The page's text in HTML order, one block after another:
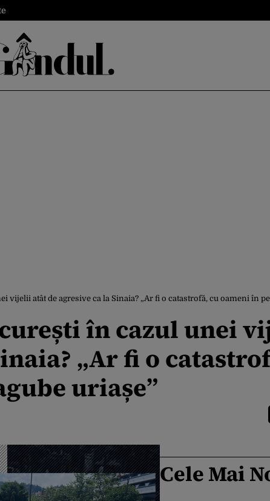
atât de agresive ca la Sinaia? „Ar fi o catastrofă, cu oameni în
în cazul unei
„Ar fi o
uriașe”
Cele Mai